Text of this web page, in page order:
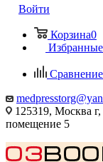
Войти
Корзина0
125319, Москва
помещение 5